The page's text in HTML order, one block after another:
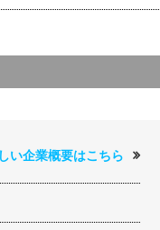
い企業概要はこちら